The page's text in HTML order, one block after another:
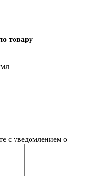
товару
с уведомлением о